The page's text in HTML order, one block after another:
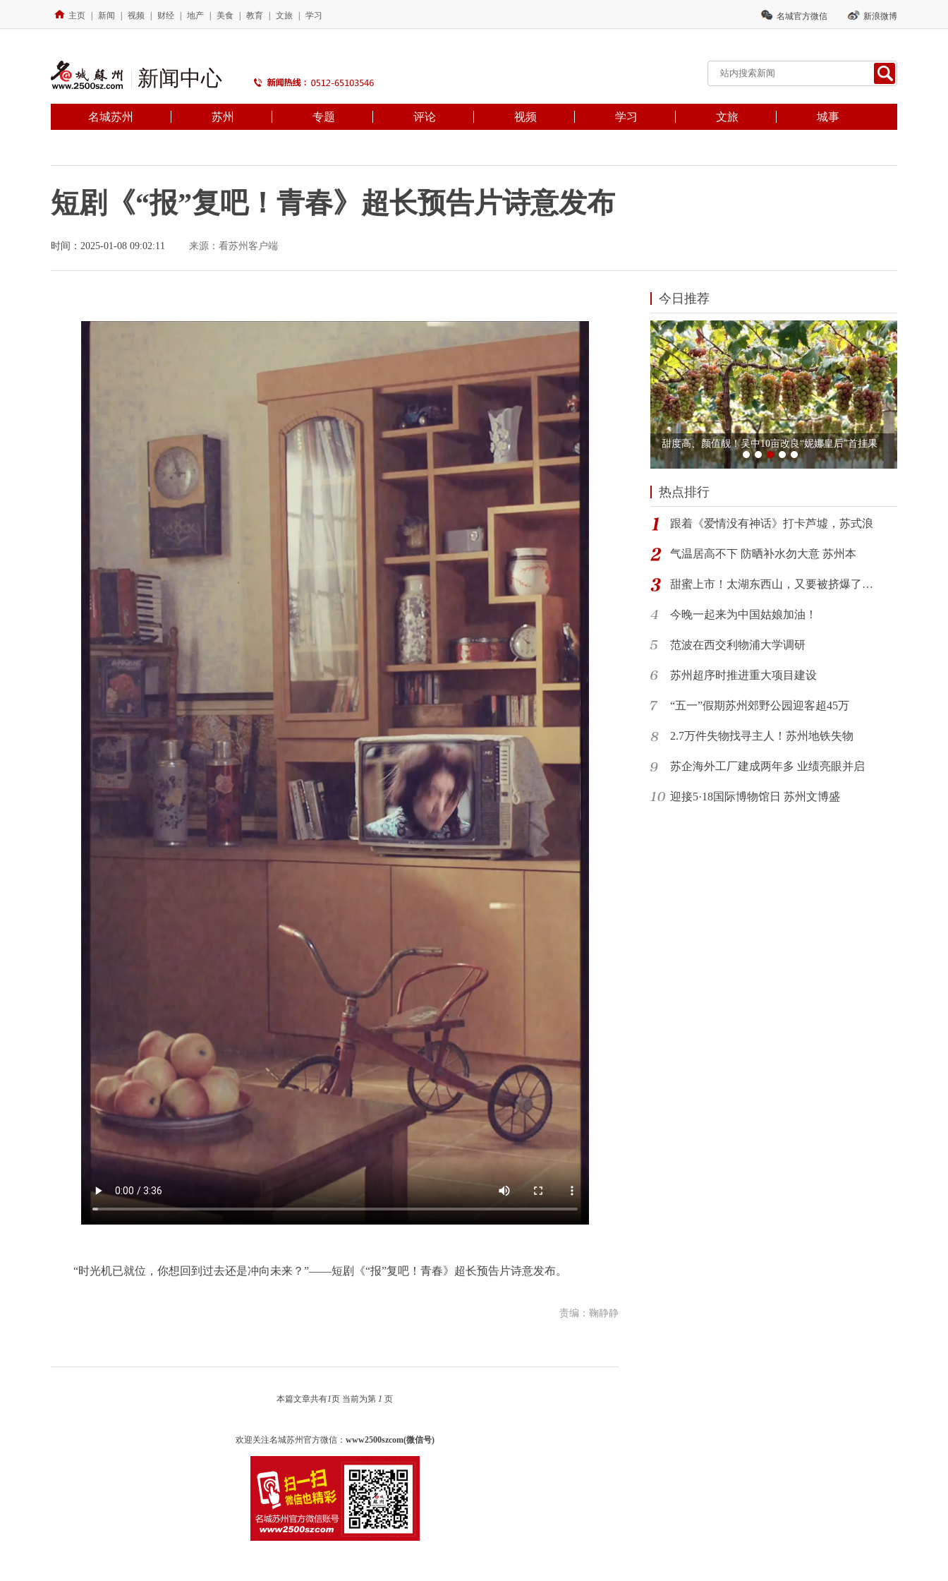
主页 新闻 视频 财经 地产 美食 教育 文旅 学习 名城官方微信 新浪微博
新闻中心
名城苏州 苏州 专题 评论 视频 学习 文旅 城事
短剧《“报”复吧！青春》超长预告片诗意发布
时间：2025-01-08 09:02:11 来源：看苏州客户端
“时光机已就位，你想回到过去还是冲向未来？”——短剧《“报”复吧！青春》超长预告片诗意发布。
责编：鞠静静
本篇文章共有1页 当前为第 1 页
欢迎关注名城苏州官方微信： www2500szcom(微信号)
今日推荐
热点排行
跟着《爱情没有神话》打卡芦墟，苏式浪
气温居高不下 防晒补水勿大意 苏州本
甜蜜上市！太湖东西山，又要被挤爆了…
今晚一起来为中国姑娘加油！
范波在西交利物浦大学调研
苏州超序时推进重大项目建设
“五一”假期苏州郊野公园迎客超45万
2.7万件失物找寻主人！苏州地铁失物
苏企海外工厂建成两年多 业绩亮眼并启
迎接5·18国际博物馆日 苏州文博盛